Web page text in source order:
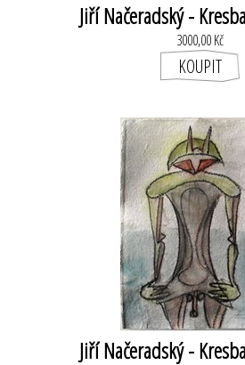
Jiří Načeradský -
3000,00 Kč
Jiří Načeradský -